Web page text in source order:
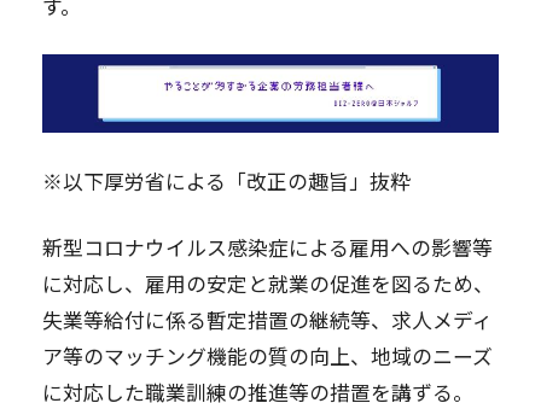
※以下厚労省による「改正の趣旨」抜粋
新型コロナウイルス感染症による雇用への影響等
に対応し、雇用の安定と就業の促進を図るため、
失業等給付に係る暫定措置の継続等、求人メディ
ア等のマッチング機能の質の向上、地域のニーズ
に対応した職業訓練の推進等の措置を講ずる。